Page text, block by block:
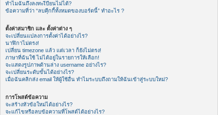
ทำไมฉันถึงลงทะเีบียนไม่ได้?
ข้อความที่ว่า “ลบคุีกกี้ทั้งหมดของบอร์ดนี้” ทำอะไร ?
ตั้งค่าสมาชิก และ ตั้งค่าต่าง ๆ
จะเปลี่ยนแปลงการตั้งค่าได้อย่างไร?
นาฬิกาไม่ตรง!
เปลี่ยน timezone แล้ว แต่เวลา ก็ยังไม่ตรง!
ภาษาที่ฉันใช้ ไม่ได้อยู่ในรายการให้เลือก!
จะแสดงรูปภาพด้านล่าง username อย่างไร?
จะเปลี่ยนระดับขั้นได้อย่างไร?
เมื่อฉันคลิกส่ง email ให้ผู้ใช้อื่น ทำไมระบบถึงถามให้ฉันเข้าสู่ระบบใหม่?
การโพสต์ข้อความ
จะสร้างหัวข้อใหม่ได้อย่างไร?
จะแก้ไขหรือลบข้อความที่โพสต์ได้อย่างไร?